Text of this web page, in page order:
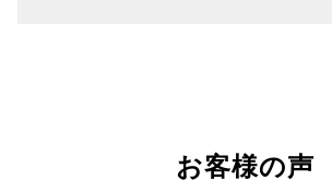
お客様の声